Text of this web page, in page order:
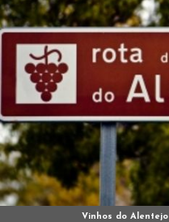
Vinhos do